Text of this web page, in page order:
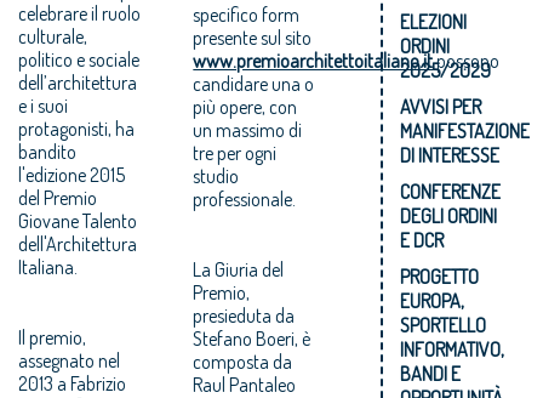
celebrare il ruolo
culturale,
politico e sociale
dell’architettura
e i suoi
protagonisti, ha
bandito
l'edizione 2015
del Premio
Giovane Talento
dell'Architettura
Italiana.
Il premio,
assegnato nel
2013 a Fabrizio
specifico form
presente sul sito
www.premioarchitettoitaliano.itpossono
candidare una o
più opere, con
un massimo di
tre per ogni
studio
professionale.
La Giuria del
Premio,
presieduta da
Stefano Boeri, è
composta da
Raul Pantaleo
ELEZIONI
ORDINI
2025/2029
AVVISI PER
MANIFESTAZIONE
DI INTERESSE
CONFERENZE
DEGLI ORDINI
E DCR
PROGETTO
EUROPA,
SPORTELLO
INFORMATIVO,
BANDI E